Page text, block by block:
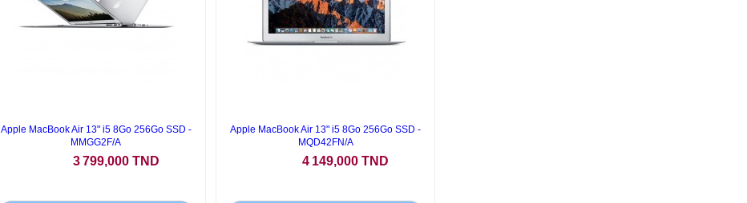
Apple MacBook Air 13" i5 8Go 256Go SSD -
MMGG2F/A
3 799,000 TND
Apple MacBook Air 13" i5 8Go 256Go SSD -
MQD42FN/A
4 149,000 TND